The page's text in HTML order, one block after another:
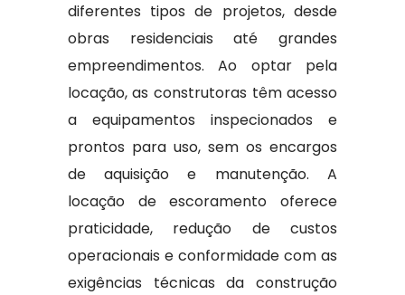
diferentes tipos de projetos, desde
obras residenciais até grandes
empreendimentos. Ao optar pela
locação, as construtoras têm acesso
a equipamentos inspecionados e
prontos para uso, sem os encargos
de aquisição e manutenção. A
locação de escoramento oferece
praticidade, redução de custos
operacionais e conformidade com as
exigências técnicas da construção